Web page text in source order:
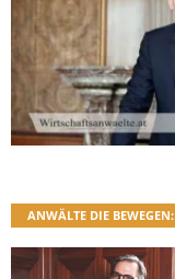
ANWÄLTE DIE BEWEGEN: